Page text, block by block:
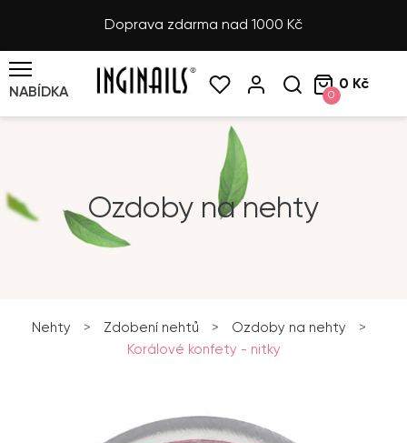
Doprava zdarma nad 1000 Kč
NABÍDKA 0
0 Kč
Ozdoby na nehty
Nehty > Zdobení nehtů > Ozdoby na nehty
>
Korálové konfety - nitky